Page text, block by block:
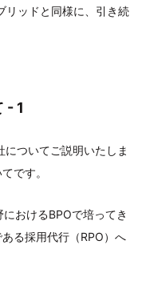
リッドと同様に、引き続
- 1
ついてご説明いたしま
です。
おけるBPOで培ってき
る採用代行（RPO）へ